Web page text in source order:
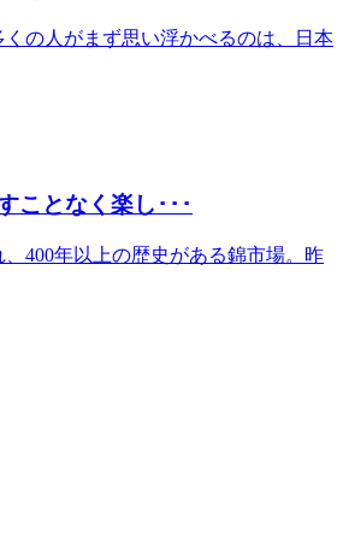
の人がまず思い浮かべるのは、日本
ことなく楽し･･･
、400年以上の歴史がある錦市場。昨